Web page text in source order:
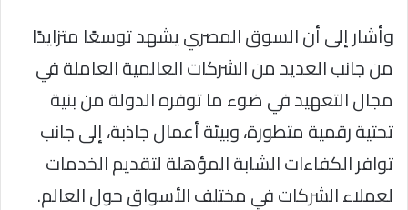
وأشار إلى أن السوق المصري يشهد توسعًا متزايدًا
من جانب العديد من الشركات العالمية العاملة في
مجال التعهيد في ضوء ما توفره الدولة من بنية
تحتية رقمية متطورة، وبيئة أعمال جاذبة، إلى جانب
توافر الكفاءات الشابة المؤهلة لتقديم الخدمات
لعملاء الشركات في مختلف الأسواق حول العالم.